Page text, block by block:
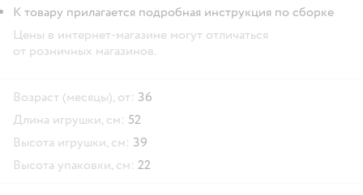
К товару прилагается подробная инструкция по сборке
Цены в интернет-магазине могут отличаться
от розничных магазинов.
Возраст (месяцы), от: 36
Длина игрушки, см: 52
Высота игрушки, см: 39
Высота упаковки, см: 22